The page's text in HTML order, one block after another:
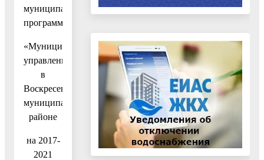
муниципальную
программу
«Муниципальное
управление
в
Воскресенском
муниципальном
районе
на 2017-
2021